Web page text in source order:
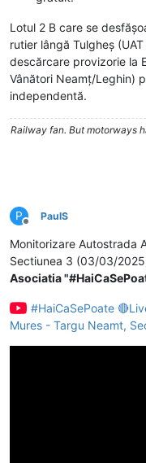
Lotul 2 B care se
rutier lângă Tulgheș
descărcare provizorie la
Vânători Neamț/Leghin)
independentă.
Railway fan. But motorways
P
Deconectat
PaulS
Monitorizare Autostrada
Sectiunea 3 (03/03/
Asociatia
#HaiCaSePoate
Mures - Targu Neamt,